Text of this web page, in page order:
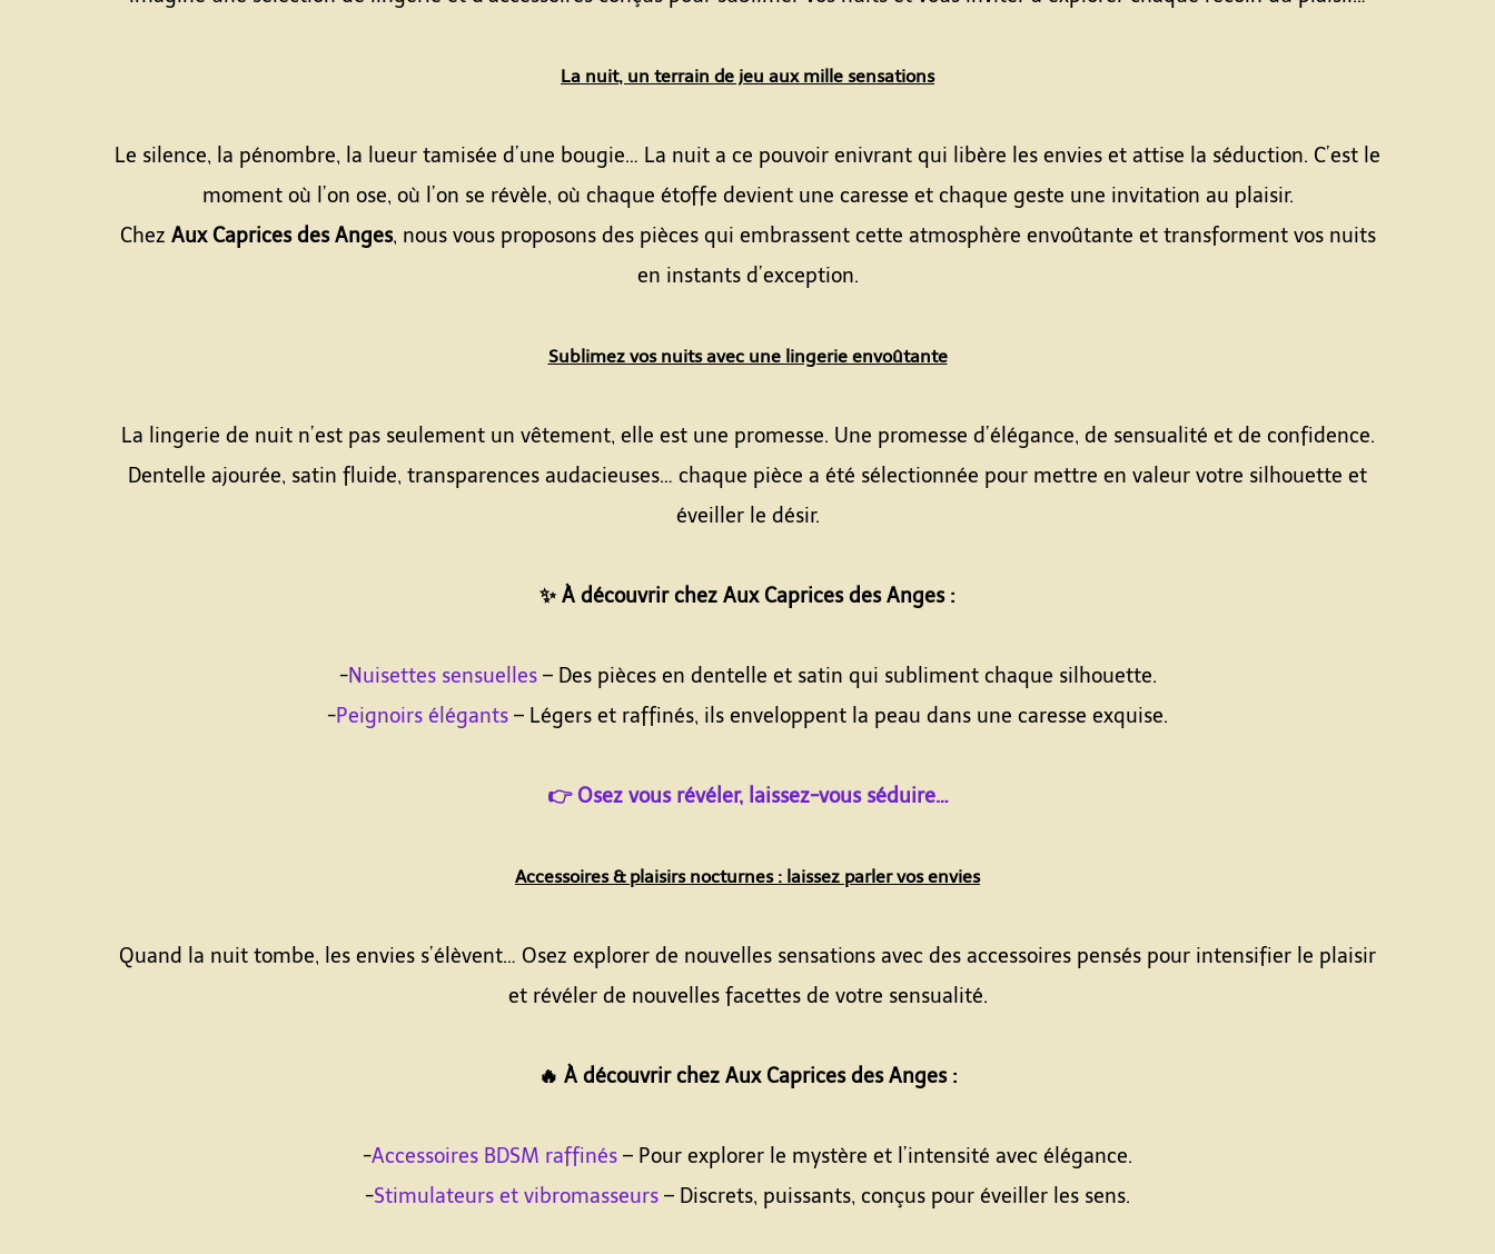
La nuit, un terrain de jeu aux mille sensations
Le silence, la pénombre, la lueur tamisée d’une bougie… La nuit a ce pouvoir enivrant qui libère les envies et attise la séduction. C’est le
moment où l’on ose, où l’on se révèle, où chaque étoffe devient une caresse et chaque geste une invitation au plaisir.
Chez Aux Caprices des Anges, nous vous proposons des pièces qui embrassent cette atmosphère envoûtante et transforment vos nuits
en instants d’exception.
Sublimez vos nuits avec une lingerie envoûtante
La lingerie de nuit n’est pas seulement un vêtement, elle est une promesse. Une promesse d’élégance, de sensualité et de confidence.
Dentelle ajourée, satin fluide, transparences audacieuses… chaque pièce a été sélectionnée pour mettre en valeur votre silhouette et
éveiller le désir.
✨ À découvrir chez Aux Caprices des Anges :
-Nuisettes sensuelles – Des pièces en dentelle et satin qui subliment chaque silhouette.
-Peignoirs élégants – Légers et raffinés, ils enveloppent la peau dans une caresse exquise.
👉 Osez vous révéler, laissez-vous séduire…
Accessoires & plaisirs nocturnes : laissez parler vos envies
Quand la nuit tombe, les envies s’élèvent… Osez explorer de nouvelles sensations avec des accessoires pensés pour intensifier le plaisir
et révéler de nouvelles facettes de votre sensualité.
🔥 À découvrir chez Aux Caprices des Anges :
-Accessoires BDSM raffinés – Pour explorer le mystère et l’intensité avec élégance.
-Stimulateurs et vibromasseurs – Discrets, puissants, conçus pour éveiller les sens.